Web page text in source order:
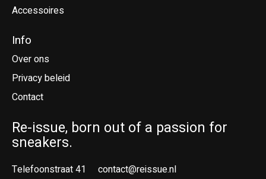
Accessoires
Info
Over ons
Privacy beleid
Contact
Re-issue, born out of a passion for
sneakers.
Telefoonstraat 41
contact@reissue.nl